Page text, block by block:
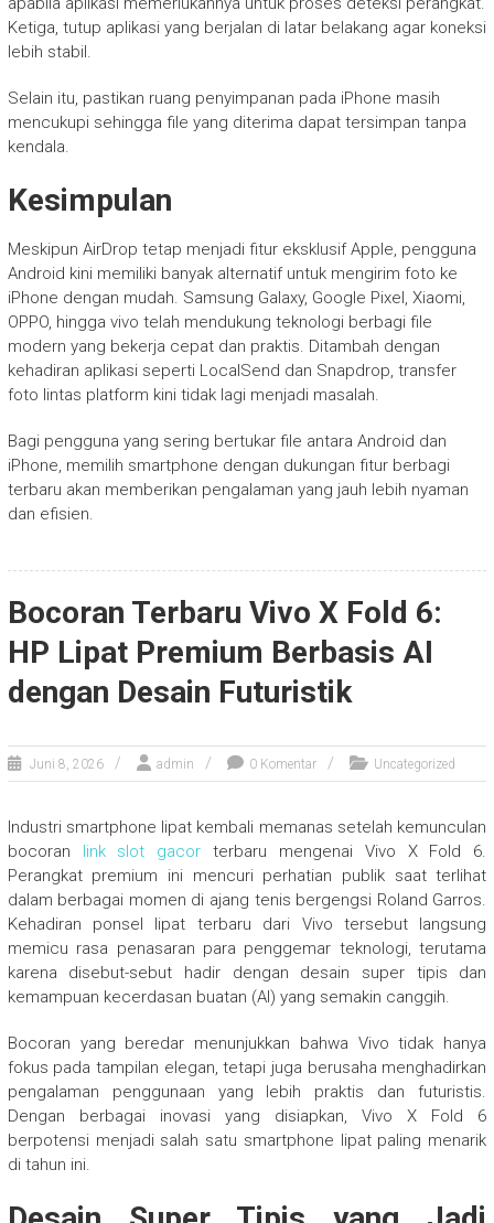
Ketiga, tutup aplikasi yang berjalan di latar belakang agar koneksi
lebih stabil.
Selain itu, pastikan ruang penyimpanan pada iPhone masih
mencukupi sehingga file yang diterima dapat tersimpan tanpa
kendala.
Kesimpulan
Meskipun AirDrop tetap menjadi fitur eksklusif Apple, pengguna
Android kini memiliki banyak alternatif untuk mengirim foto ke
iPhone dengan mudah. Samsung Galaxy, Google Pixel, Xiaomi,
OPPO, hingga vivo telah mendukung teknologi berbagi file
modern yang bekerja cepat dan praktis. Ditambah dengan
kehadiran aplikasi seperti LocalSend dan Snapdrop, transfer
foto lintas platform kini tidak lagi menjadi masalah.
Bagi pengguna yang sering bertukar file antara Android dan
iPhone, memilih smartphone dengan dukungan fitur berbagi
terbaru akan memberikan pengalaman yang jauh lebih nyaman
dan efisien.
Bocoran Terbaru Vivo X Fold 6:
HP Lipat Premium Berbasis AI
dengan Desain Futuristik
Juni 8, 2026 admin 0 Komentar Uncategorized
Industri smartphone lipat kembali memanas setelah kemunculan
bocoran link slot gacor terbaru mengenai Vivo X Fold 6.
Perangkat premium ini mencuri perhatian publik saat terlihat
dalam berbagai momen di ajang tenis bergengsi Roland Garros.
Kehadiran ponsel lipat terbaru dari Vivo tersebut langsung
memicu rasa penasaran para penggemar teknologi, terutama
karena disebut-sebut hadir dengan desain super tipis dan
kemampuan kecerdasan buatan (AI) yang semakin canggih.
Bocoran yang beredar menunjukkan bahwa Vivo tidak hanya
fokus pada tampilan elegan, tetapi juga berusaha menghadirkan
pengalaman penggunaan yang lebih praktis dan futuristis.
Dengan berbagai inovasi yang disiapkan, Vivo X Fold 6
berpotensi menjadi salah satu smartphone lipat paling menarik
di tahun ini.